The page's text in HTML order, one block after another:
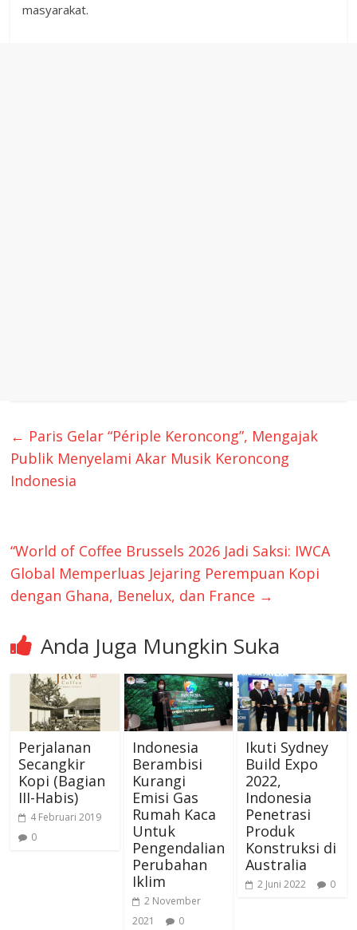
masyarakat.
← Paris Gelar “Périple Keroncong”, Mengajak
Publik Menyelami Akar Musik Keroncong
Indonesia
“World of Coffee Brussels 2026 Jadi Saksi: IWCA
Global Memperluas Jejaring Perempuan Kopi
dengan Ghana, Benelux, dan France →
Anda Juga Mungkin Suka
Perjalanan
Secangkir
Kopi (Bagian
III-Habis)
4 Februari 2019
0
Indonesia
Berambisi
Kurangi
Emisi Gas
Rumah Kaca
Untuk
Pengendalian
Perubahan
Iklim
2 November
2021
0
Ikuti Sydney
Build Expo
2022,
Indonesia
Penetrasi
Produk
Konstruksi di
Australia
2 Juni 2022 0